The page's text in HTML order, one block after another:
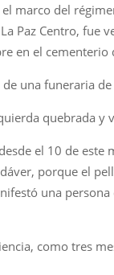
marco del
Paz Centro,
en el cementerio
una funeraria
quebrada y
el 10 de este
porque el
una
como tres